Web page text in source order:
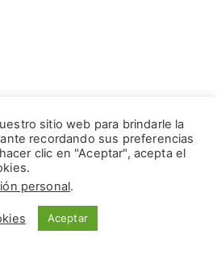
sitio web para brindarle la
recordando sus preferencias
clic en "Aceptar", acepta el
personal.
Aceptar